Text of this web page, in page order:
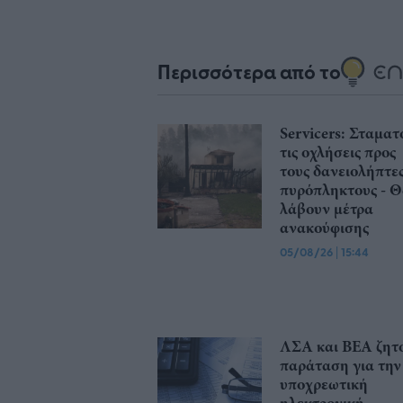
Περισσότερα από το
Servicers:
τις οχλήσεις προς
τους
πυρόπληκτους -
λάβουν μέτρα
ανακούφισης
05/08/26 | 15:44
ΛΣΑ και ΒΕΑ
παράταση για την
υποχρεωτική